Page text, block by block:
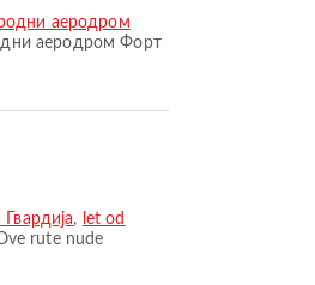
аеродром
аеродром Форт
, let od
rute nude